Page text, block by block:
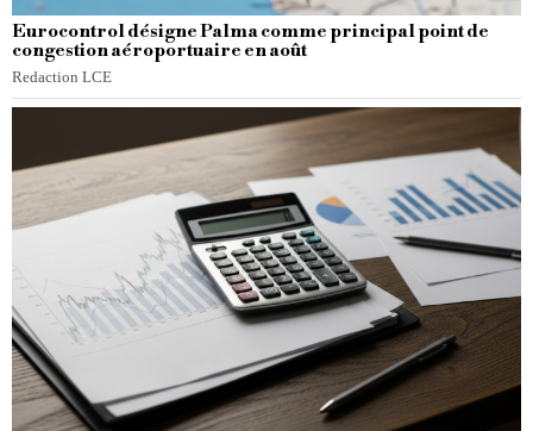
Eurocontrol désigne Palma comme principal point de
congestion aéroportuaire en août
Redaction LCE